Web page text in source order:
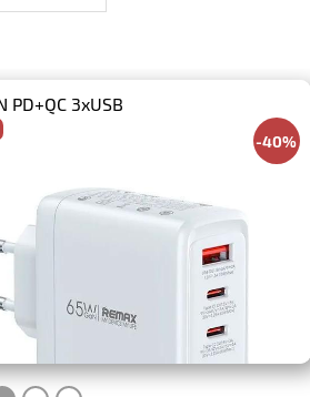
PD+QC 3xUSB
-40%